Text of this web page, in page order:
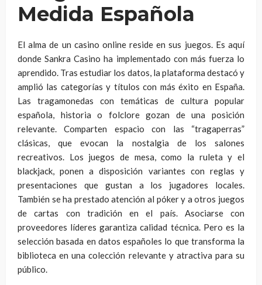
Medida Española
El alma de un casino online reside en sus juegos. Es aquí
donde Sankra Casino ha implementado con más fuerza lo
aprendido. Tras estudiar los datos, la plataforma destacó y
amplió las categorías y títulos con más éxito en España.
Las tragamonedas con temáticas de cultura popular
española, historia o folclore gozan de una posición
relevante. Comparten espacio con las “tragaperras”
clásicas, que evocan la nostalgia de los salones
recreativos. Los juegos de mesa, como la ruleta y el
blackjack, ponen a disposición variantes con reglas y
presentaciones que gustan a los jugadores locales.
También se ha prestado atención al póker y a otros juegos
de cartas con tradición en el país. Asociarse con
proveedores líderes garantiza calidad técnica. Pero es la
selección basada en datos españoles lo que transforma la
biblioteca en una colección relevante y atractiva para su
público.